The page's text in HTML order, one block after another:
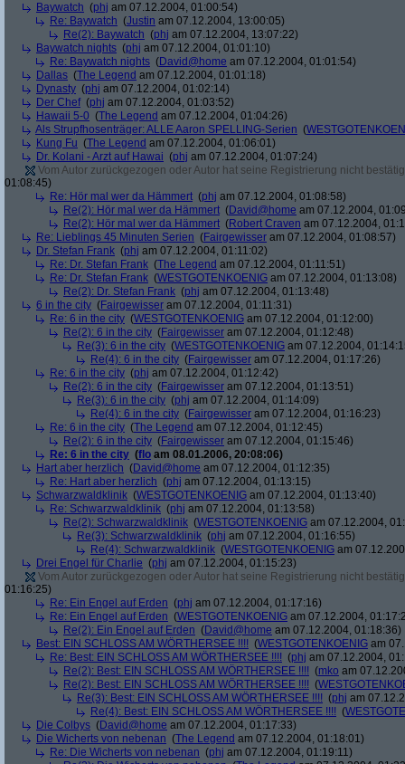
Baywatch (phj am 07.12.2004, 01:00:54)
Re: Baywatch (Justin am 07.12.2004, 13:00:05)
Re(2): Baywatch (phj am 07.12.2004, 13:07:22)
Baywatch nights (phj am 07.12.2004, 01:01:10)
Re: Baywatch nights (David@home am 07.12.2004, 01:01:54)
Dallas (The Legend am 07.12.2004, 01:01:18)
Dynasty (phj am 07.12.2004, 01:02:14)
Der Chef(phj am 07.12.2004, 01:03:52)
Hawaii 5-0 (The Legend am 07.12.2004, 01:04:26)
Als Strupfhosenträger: ALLE Aaron SPELLING-Serien (
Kung Fu (The Legend am 07.12.2004, 01:06:01)
Dr. Kolani - Arzt auf Hawai (phj am 07.12.2004, 01:07:24)
Vom Autor zurückgezogen oder Autor hat seine Registrierung nicht
01:08:45)
Re: Hör mal wer da Hämmert (phj am 07.12.2004, 01:08:58)
Re(2): Hör mal wer da Hämmert (David@home am 07.12.2004,
Re(2): Hör mal wer da Hämmert (Robert Craven am 07.12.2004,
Re: Lieblings 45 Minuten Serien (Fairgewisser am 07.12.2004, 01:08:57)
Dr. Stefan Frank (phj am 07.12.2004, 01:11:02)
Re: Dr. Stefan Frank (The Legend am 07.12.2004, 01:11:51)
Re: Dr. Stefan Frank (WESTGOTENKOENIG am 07.12.2004, 01:13:08)
Re(2): Dr. Stefan Frank (phj am 07.12.2004, 01:13:48)
6 in the city (Fairgewisser am 07.12.2004, 01:11:31)
Re: 6 in the city (WESTGOTENKOENIG am 07.12.2004, 01:12:00)
Re(2): 6 in the city (Fairgewisser am 07.12.2004, 01:12:48)
Re(3): 6 in the city (WESTGOTENKOENIG am 07.12.2004,
Re(4): 6 in the city (Fairgewisser am 07.12.2004, 01:17:26)
Re: 6 in the city (phj am 07.12.2004, 01:12:42)
Re(2): 6 in the city (Fairgewisser am 07.12.2004, 01:13:51)
Re(3): 6 in the city (phj am 07.12.2004, 01:14:09)
Re(4): 6 in the city (Fairgewisser am 07.12.2004, 01:16:23)
Re: 6 in the city (The Legend am 07.12.2004, 01:12:45)
Re(2): 6 in the city (Fairgewisser am 07.12.2004, 01:15:46)
Re: 6 in the city (flo am 08.01.2006, 20:08:06)
Hart aber herzlich (David@home am 07.12.2004, 01:12:35)
Re: Hart aber herzlich (phj am 07.12.2004, 01:13:15)
Schwarzwaldklinik (WESTGOTENKOENIG am 07.12.2004, 01:13:40)
Re: Schwarzwaldklinik (phj am 07.12.2004, 01:13:58)
Re(2): Schwarzwaldklinik (WESTGOTENKOENIG am 07.12.2004,
Re(3): Schwarzwaldklinik (phj am 07.12.2004, 01:16:55)
Re(4): Schwarzwaldklinik (WESTGOTENKOENIG am
Drei Engel für Charlie (phj am 07.12.2004, 01:15:23)
Vom Autor zurückgezogen oder Autor hat seine Registrierung nicht
01:16:25)
Re: Ein Engel auf Erden (phj am 07.12.2004, 01:17:16)
Re: Ein Engel auf Erden (WESTGOTENKOENIG am 07.12.2004,
Re(2): Ein Engel auf Erden (David@home am 07.12.2004, 01:18:36)
Best: EIN SCHLOSS AM WÖRTHERSEE !!!! (WESTGOTENKOENIG am
Re: Best: EIN SCHLOSS AM WÖRTHERSEE !!!! (phj am 07.12.2004,
Re(2): Best: EIN SCHLOSS AM WÖRTHERSEE !!!! (mko am
Re(2): Best: EIN SCHLOSS AM WÖRTHERSEE !!!! (
Re(3): Best: EIN SCHLOSS AM WÖRTHERSEE !!!! (phj am
Re(4): Best: EIN SCHLOSS AM WÖRTHERSEE !!!! (
Die Colbys (David@home am 07.12.2004, 01:17:33)
Die Wicherts von nebenan (The Legend am 07.12.2004, 01:18:01)
Re: Die Wicherts von nebenan (phj am 07.12.2004, 01:19:11)